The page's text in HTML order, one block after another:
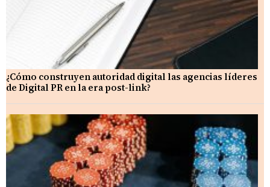
¿Cómo construyen autoridad digital las agencias líderes
de Digital PR en la era post-link?